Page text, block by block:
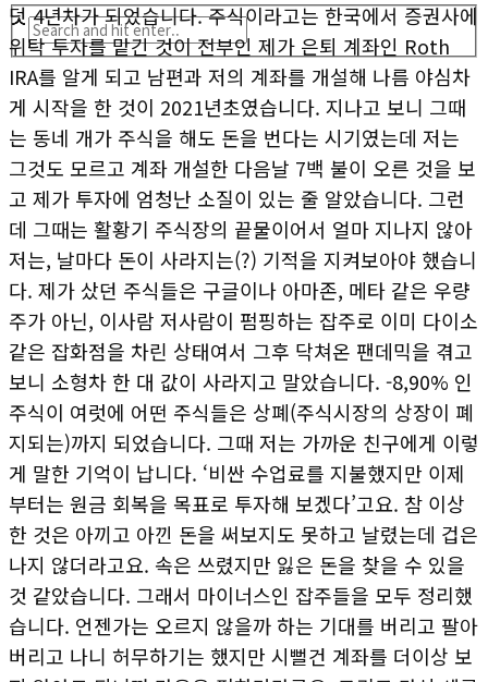
덧 4년차가 되었습니다. 주식이라고는 한국에서 증권사에
위탁 투자를 맡긴 것이 전부인 제가 은퇴 계좌인 Roth
IRA를 알게 되고 남편과 저의 계좌를 개설해 나름 야심차
게 시작을 한 것이 2021년초였습니다. 지나고 보니 그때
는 동네 개가 주식을 해도 돈을 번다는 시기였는데 저는
그것도 모르고 계좌 개설한 다음날 7백 불이 오른 것을 보
고 제가 투자에 엄청난 소질이 있는 줄 알았습니다. 그런
데 그때는 활황기 주식장의 끝물이어서 얼마 지나지 않아
저는, 날마다 돈이 사라지는(?) 기적을 지켜보아야 했습니
다. 제가 샀던 주식들은 구글이나 아마존, 메타 같은 우량
주가 아닌, 이사람 저사람이 펌핑하는 잡주로 이미 다이소
같은 잡화점을 차린 상태여서 그후 닥쳐온 팬데믹을 겪고
보니 소형차 한 대 값이 사라지고 말았습니다. -8,90% 인
주식이 여럿에 어떤 주식들은 상폐(주식시장의 상장이 폐
지되는)까지 되었습니다. 그때 저는 가까운 친구에게 이렇
게 말한 기억이 납니다. ‘비싼 수업료를 지불했지만 이제
부터는 원금 회복을 목표로 투자해 보겠다’고요. 참 이상
한 것은 아끼고 아낀 돈을 써보지도 못하고 날렸는데 겁은
나지 않더라고요. 속은 쓰렸지만 잃은 돈을 찾을 수 있을
것 같았습니다. 그래서 마이너스인 잡주들을 모두 정리했
습니다. 언젠가는 오르지 않을까 하는 기대를 버리고 팔아
버리고 나니 허무하기는 했지만 시뻘건 계좌를 더이상 보